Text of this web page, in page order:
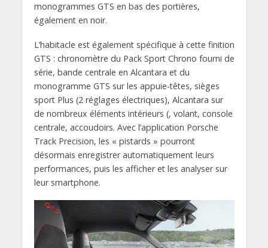
monogrammes GTS en bas des portières,
également en noir.
L’habitacle est également spécifique à cette finition
GTS : chronomètre du Pack Sport Chrono fourni de
série, bande centrale en Alcantara et du
monogramme GTS sur les appuie-têtes, sièges
sport Plus (2 réglages électriques), Alcantara sur
de nombreux éléments intérieurs (, volant, console
centrale, accoudoirs. Avec l’application Porsche
Track Precision, les « pistards » pourront
désormais enregistrer automatiquement leurs
performances, puis les afficher et les analyser sur
leur smartphone.